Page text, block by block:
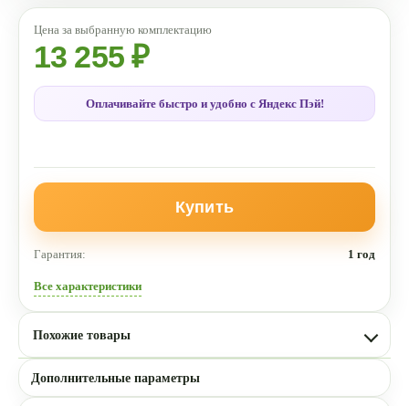
13 255 ₽
Оплачивайте быстро и удобно с Яндекс Пэй!
Купить
Гарантия: 1 год
Все характеристики
Похожие товары
Дополнительные параметры